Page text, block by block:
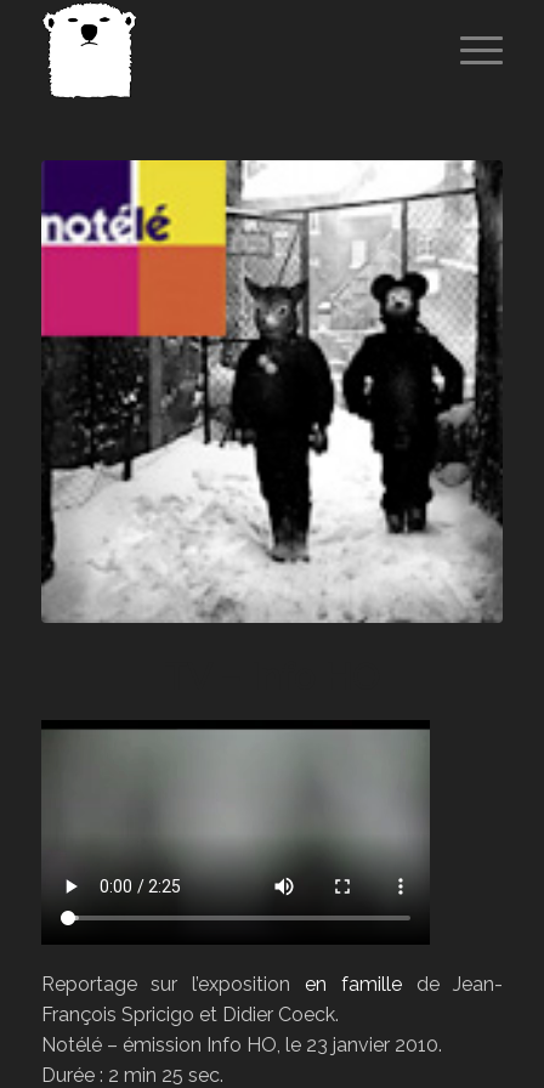
Reportage sur l’exposition en famillede Jean-
François Spricigo et Didier Coeck.
Notélé – émission Info HO, le 23 janvier 2010.
Durée : 2 min 25 sec.